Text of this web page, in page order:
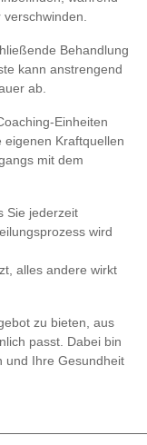
Behandlung
kann anstrengend
ab.
Einheiten
Kraftquellen
mit dem
Sie jederzeit
wird
alles andere wirkt
zu bieten, aus
passt. Dabei bin
und Ihre Gesundheit